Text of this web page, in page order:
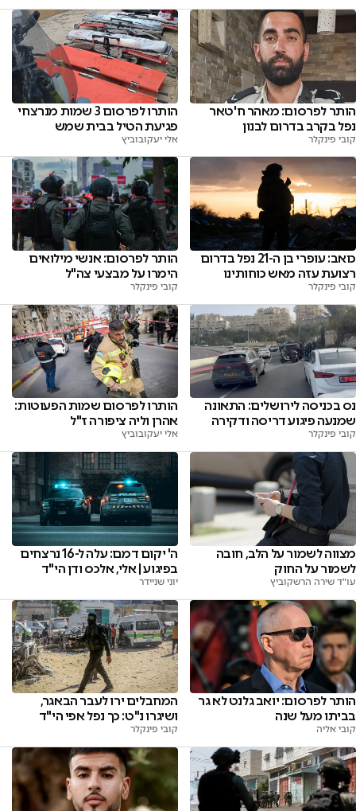
הותר לפרסום: מאהר ח'טאר
נפל בקרב בדרום לבנון
קובי פינקלר
הותרו לפרסום 3 שמות מנרצחי
פגיעת הטיל בבית שמש
אלי יעקובוביץ
כואב: עופרי בן ה-21 נפל בדרום
רצועת עזה מאש כוחותינו
קובי פינקלר
הותר לפרסום: אנשי מילואים
הימרו על מבצעי צה"ל
קובי פינקלר
נס בכניסה לירושלים: התאונה
שמנעה פיגוע דריסה ודקירה
קובי פינקלר
הותרו לפרסום שמות הפעוטות:
אהרן וליה ציפורה ז"ל
אלי יעקובוביץ
מצווה לשמור על הלב, חובה
לשמור על החוק
עו"ד שירה הרשקוביץ
ה' יקום דמם: עלה ל-16 נרצחים
בפיגוע | אלי, אלכס ודן הי"ד
יוני שניידר
הותר לפרסום: יואב גלנט לא גר
בביתו מעל שנה
קובי אליה
המחבלים ירו לעבר הבאגר,
ושיגרו נ"ט: כך נפל אפי הי"ד
קובי פינקלר